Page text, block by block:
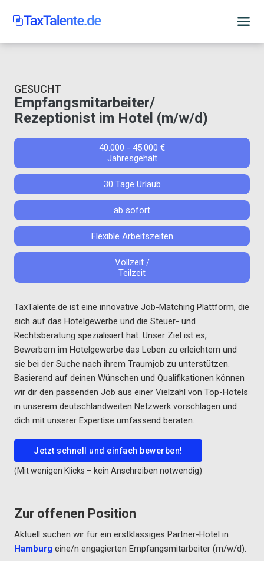
GESUCHT
Empfangsmitarbeiter/
Rezeptionist im Hotel (m/w/d)
40.000 - 45.000 €
Jahresgehalt
30 Tage Urlaub
ab sofort
Flexible Arbeitszeiten
Vollzeit /
Teilzeit
TaxTalente.de ist eine innovative Job-Matching Plattform, die
sich auf das Hotelgewerbe und die Steuer- und
Rechtsberatung spezialisiert hat. Unser Ziel ist es,
Bewerbern im Hotelgewerbe das Leben zu erleichtern und
sie bei der Suche nach ihrem Traumjob zu unterstützen.
Basierend auf deinen Wünschen und Qualifikationen können
wir dir den passenden Job aus einer Vielzahl von Top-Hotels
in unserem deutschlandweiten Netzwerk vorschlagen und
dich mit unserer Expertise umfassend beraten.
Jetzt schnell und einfach bewerben!
(Mit wenigen Klicks – kein Anschreiben notwendig)
Zur offenen Position
Aktuell suchen wir für ein erstklassiges Partner-Hotel in
Hamburgeine/n engagierten Empfangsmitarbeiter (m/w/d).